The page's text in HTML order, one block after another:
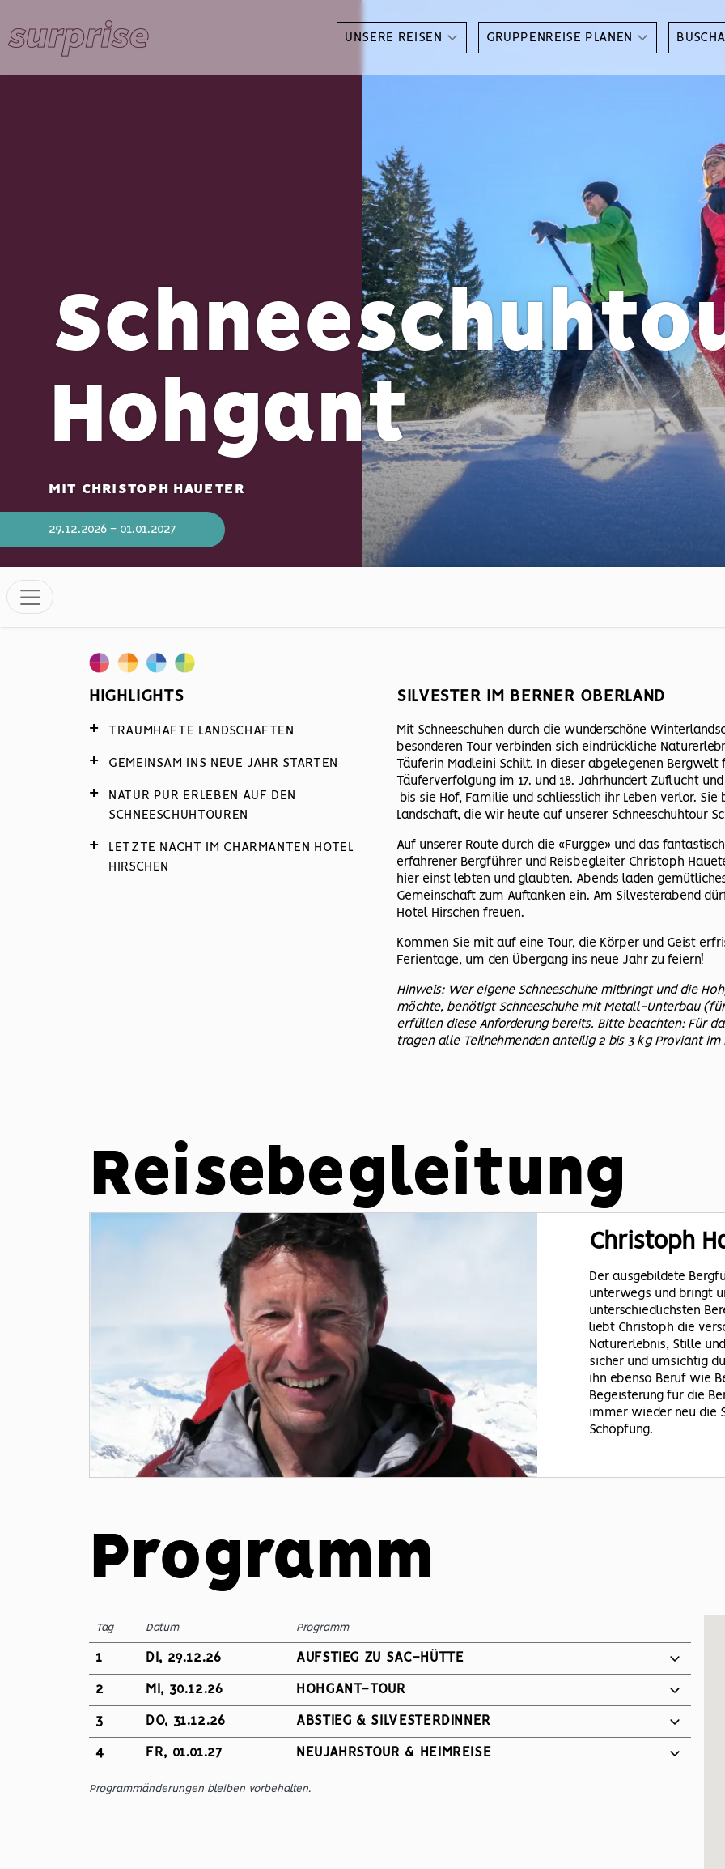
UNSERE REISEN GRUPPENREISE PLANEN
Hohgant
MIT CHRISTOPH HAUETER
29.12.2026 - 01.01.2027
HIGHLIGHTS
TRAUMHAFTE LANDSCHAFTEN
GEMEINSAM INS NEUE JAHR STARTEN
NATUR PUR ERLEBEN AUF DEN
SCHNEESCHUHTOUREN
LETZTE NACHT IM CHARMANTEN HOTEL
HIRSCHEN
SILVESTER IM BERNER OBERLAND
Mit Schneeschuhen durch die wunderschöne
besonderen Tour verbinden sich eindrückliche
Täuferin Madleini Schilt. In dieser abgelegenen Bergwelt
Täuferverfolgung im 17. und 18. Jahrhundert Zuflucht
bis sie Hof, Familie und schliesslich ihr Leben verlor.
Landschaft, die wir heute auf unserer Schneeschuhtour
Auf unserer Route durch die «Furgge» und das
erfahrener Bergführer und Reisbegleiter Christoph
hier einst lebten und glaubten. Abends laden
Gemeinschaft zum Auftanken ein. Am Silvesterabend
Hotel Hirschen freuen.
Kommen Sie mit auf eine Tour, die Körper und Geist
Ferientage, um den Übergang ins neue Jahr zu feiern!
Hinweis: Wer eigene Schneeschuhe mitbringt und die
möchte, benötigt Schneeschuhe mit Metall-Unterbau
erfüllen diese Anforderung bereits. Bitte beachten: Für
tragen alle Teilnehmenden anteilig 2 bis 3 kg Proviant im
Reisebegleitung
Christoph
Der ausgebildete
unterwegs und bringt
unterschiedlichsten
liebt Christoph die
Naturerlebnis, Stille
sicher und umsichtig
ihn ebenso Beruf wie
Begeisterung für die
immer wieder neu die
Schöpfung.
Programm
Tag Datum Programm
1 DI, 29.12.26 AUFSTIEG ZU SAC-HÜTTE
2 MI, 30.12.26 HOHGANT-TOUR
3 DO, 31.12.26 ABSTIEG & SILVESTERDINNER
4 FR, 01.01.27 NEUJAHRSTOUR & HEIMREISE
Programmänderungen bleiben vorbehalten.